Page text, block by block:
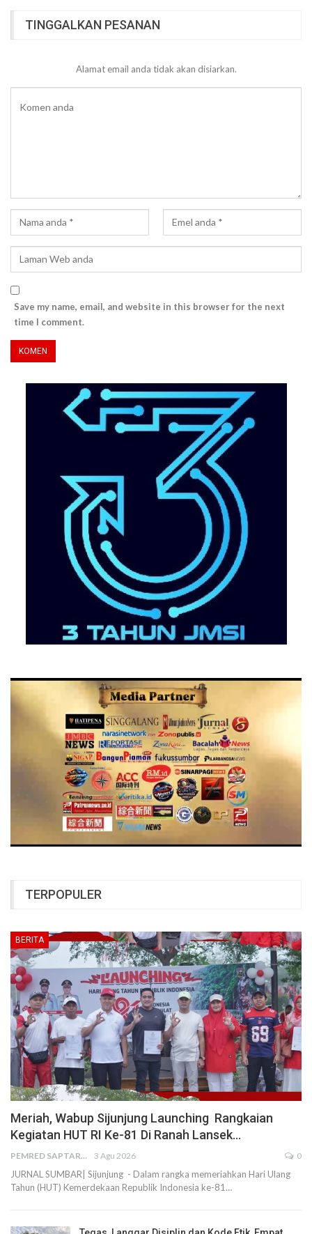
TINGGALKAN PESANAN
Alamat email anda tidak akan disiarkan.
Save my name, email, and website in this browser for the next
time I comment.
TERPOPULER
BERITA
Meriah, Wabup Sijunjung Launching Rangkaian
Kegiatan HUT RI Ke-81 Di Ranah Lansek…
PEMRED SAPTARIUS 3 Agu 2026 0
JURNAL SUMBAR| Sijunjung - Dalam rangka memeriahkan Hari Ulang
Tahun (HUT) Kemerdekaan Republik Indonesia ke-81…